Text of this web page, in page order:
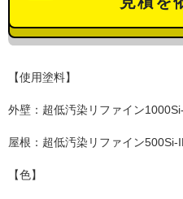
【使用塗料】
外壁：超低汚染リファイン
屋根：超低汚染リファイン500Si-
【色】